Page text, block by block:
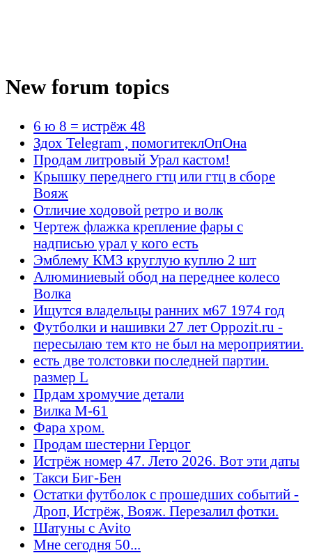
New forum topics
6 ю 8 = истрёж 48
Здох Telegram , помогитеклОпОна
Продам литровый Урал кастом!
Крышку переднего гтц или гтц в сборе
Вояж
Отличие ходовой ретро и волк
Чертеж флажка крепление фары с
надписью урал у кого есть
Эмблему КМЗ круглую куплю 2 шт
Алюминиевый обод на переднее колесо
Волка
Ищутся владельцы ранних м67 1974 год
Футболки и нашивки 27 лет Oppozit.ru -
пересылаю тем кто не был на мероприятии.
есть две толстовки последней партии.
размер L
Прдам хромучие детали
Вилка М-61
Фара хром.
Продам шестерни Герцог
Истрёж номер 47. Лето 2026. Вот эти даты
Такси Биг-Бен
Остатки футболок с прошедших событий -
Дроп, Истрёж, Вояж. Перезалил фотки.
Шатуны с Avito
Мне сегодня 50...